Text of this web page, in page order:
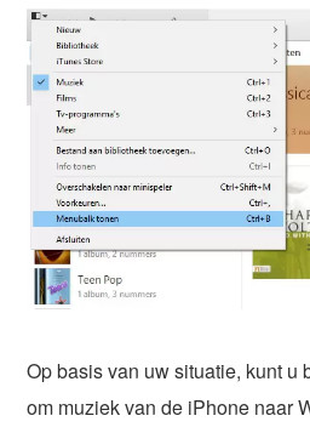
Op basis van uw situatie, kunt u
om muziek van de iPhone naar